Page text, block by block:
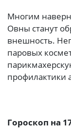
Многим
Овны станут
внешность.
паровых
профилактики
Гороскоп на